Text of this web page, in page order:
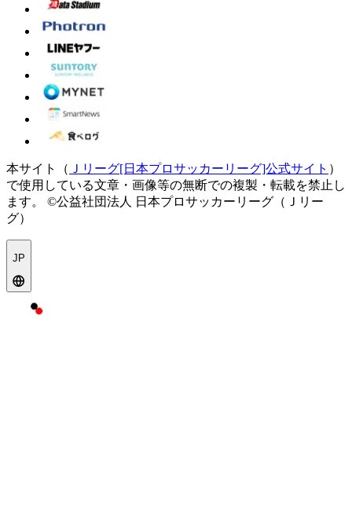
本サイト（ Ｊリーグ[日本プロサッカーリーグ]公式サイト ）
で使用している文章・画像等の無断での複製・転載を禁止し
ます。
©公益社団法人 日本プロサッカーリーグ（Ｊリー
グ）
JP